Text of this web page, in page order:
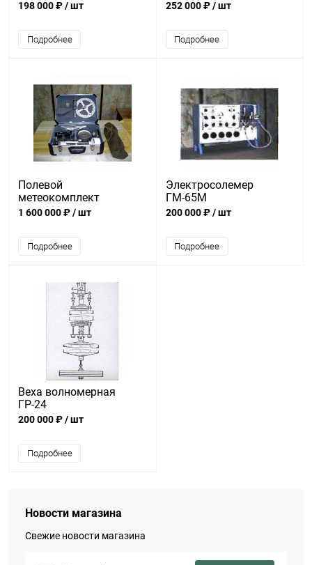
198 000 ₽/ шт
Подробнее
252 000 ₽/ шт
Подробнее
Полевой
метеокомплект
(Вариант 3)
1 600 000 ₽/ шт
Подробнее
Электросолемер
ГМ-65М
200 000 ₽/ шт
Подробнее
Веха волномерная
ГР-24
200 000 ₽/ шт
Подробнее
Новости магазина
Свежие новости магазина